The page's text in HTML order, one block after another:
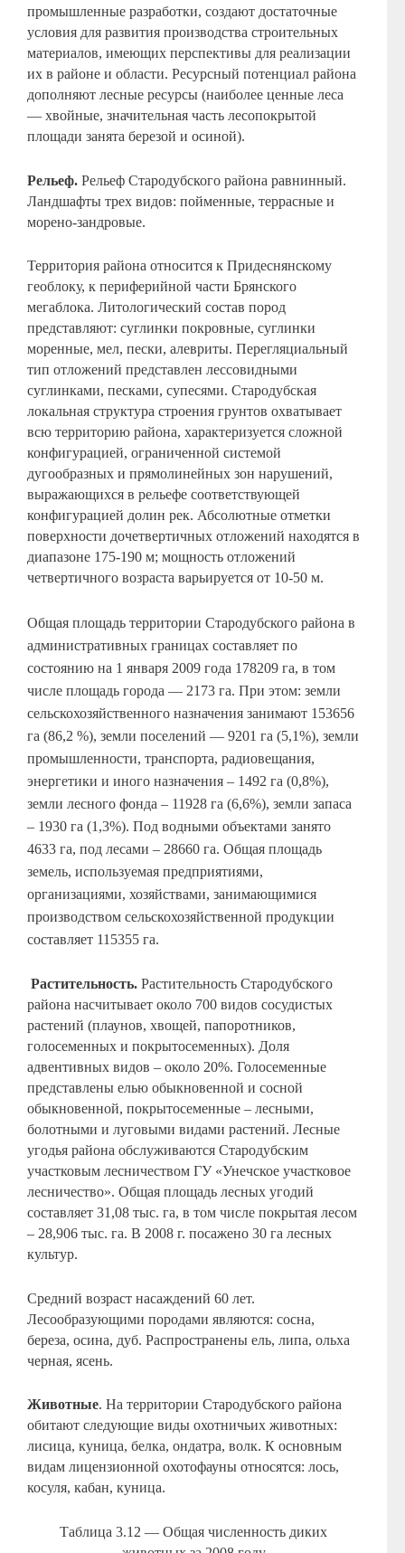
промышленные разработки, создают достаточные
условия для развития производства строительных
материалов, имеющих перспективы для реализации
их в районе и области. Ресурсный потенциал района
дополняют лесные ресурсы (наиболее ценные леса
— хвойные, значительная часть лесопокрытой
площади занята березой и осиной).
Рельеф. Рельеф Стародубского района равнинный.
Ландшафты трех видов: пойменные, террасные и
морено-зандровые.
Территория района относится к Придеснянскому
геоблоку, к периферийной части Брянского
мегаблока. Литологический состав пород
представляют: суглинки покровные, суглинки
моренные, мел, пески, алевриты. Перегляциальный
тип отложений представлен лессовидными
суглинками, песками, супесями. Стародубская
локальная структура строения грунтов охватывает
всю территорию района, характеризуется сложной
конфигурацией, ограниченной системой
дугообразных и прямолинейных зон нарушений,
выражающихся в рельефе соответствующей
конфигурацией долин рек. Абсолютные отметки
поверхности дочетвертичных отложений находятся в
диапазоне 175-190 м; мощность отложений
четвертичного возраста варьируется от 10-50 м.
Общая площадь территории Стародубского района в
административных границах составляет по
состоянию на 1 января 2009 года 178209 га, в том
числе площадь города — 2173 га. При этом: земли
сельскохозяйственного назначения занимают 153656
га (86,2 %), земли поселений — 9201 га (5,1%), земли
промышленности, транспорта, радиовещания,
энергетики и иного назначения – 1492 га (0,8%),
земли лесного фонда – 11928 га (6,6%), земли запаса
– 1930 га (1,3%). Под водными объектами занято
4633 га, под лесами – 28660 га. Общая площадь
земель, используемая предприятиями,
организациями, хозяйствами, занимающимися
производством сельскохозяйственной продукции
составляет 115355 га.
Растительность. Растительность Стародубского
района насчитывает около 700 видов сосудистых
растений (плаунов, хвощей, папоротников,
голосеменных и покрытосеменных). Доля
адвентивных видов – около 20%. Голосеменные
представлены елью обыкновенной и сосной
обыкновенной, покрытосеменные – лесными,
болотными и луговыми видами растений. Лесные
угодья района обслуживаются Стародубским
участковым лесничеством ГУ «Унечское участковое
лесничество». Общая площадь лесных угодий
составляет 31,08 тыс. га, в том числе покрытая лесом
– 28,906 тыс. га. В 2008 г. посажено 30 га лесных
культур.
Средний возраст насаждений 60 лет.
Лесообразующими породами являются: сосна,
береза, осина, дуб. Распространены ель, липа, ольха
черная, ясень.
Животные. На территории Стародубского района
обитают следующие виды охотничьих животных:
лисица, куница, белка, ондатра, волк. К основным
видам лицензионной охотофауны относятся: лось,
косуля, кабан, куница.
Таблица 3.12 — Общая численность диких